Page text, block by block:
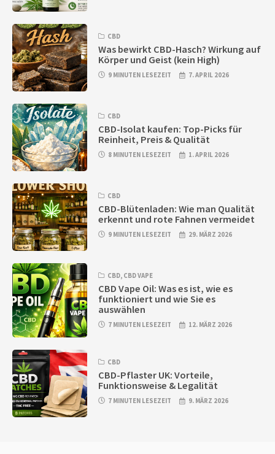
CBD
Was bewirkt CBD-Hasch? Wirkung auf
Körper und Geist (kein High)
9 MINUTEN LESEZEIT 7. APRIL 2026
CBD
CBD-Isolat kaufen: Top-Picks für
Reinheit, Preis & Qualität
8 MINUTEN LESEZEIT 1. APRIL 2026
CBD
CBD-Blütenladen: Wie man Qualität
erkennt und rote Fahnen vermeidet
9 MINUTEN LESEZEIT 29. MÄRZ 2026
CBD, CBD VAPE
CBD Vape Oil: Was es ist, wie es
funktioniert und wie Sie es
auswählen
7 MINUTEN LESEZEIT 12. MÄRZ 2026
CBD
CBD-Pflaster UK: Vorteile,
Funktionsweise & Legalität
7 MINUTEN LESEZEIT 9. MÄRZ 2026